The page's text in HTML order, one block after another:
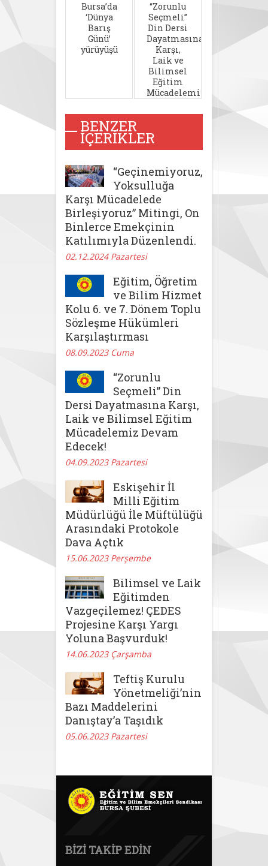
Bursa’da
‘Dünya
Barış
Günü’
yürüyüşü
“Zorunlu
Seçmeli”
Din Dersi
Dayatmasına
Karşı,
Laik ve
Bilimsel
Eğitim
Mücadelemiz
Edecek!
BENZER
İÇERIKLER
“Geçinemiyoruz,
Yoksulluğa
Karşı Mücadelede
Birleşiyoruz” Mitingi, On
Binlerce Emekçinin
Katılımıyla Düzenlendi.
02.12.2024 Pazartesi
Eğitim, Öğretim
ve Bilim Hizmet
Kolu 6. ve 7. Dönem Toplu
Sözleşme Hükümleri
Karşılaştırması
08.09.2023 Cuma
“Zorunlu
Seçmeli” Din
Dersi Dayatmasına Karşı,
Laik ve Bilimsel Eğitim
Mücadelemiz Devam
Edecek!
04.09.2023 Pazartesi
Eskişehir İl
Milli Eğitim
Müdürlüğü İle Müftülüğü
Arasındaki Protokole
Dava Açtık
15.06.2023 Perşembe
Bilimsel ve Laik
Eğitimden
Vazgeçilemez! ÇEDES
Projesine Karşı Yargı
Yoluna Başvurduk!
14.06.2023 Çarşamba
Teftiş Kurulu
Yönetmeliği’nin
Bazı Maddelerini
Danıştay’a Taşıdık
05.06.2023 Pazartesi
BIZI TAKIP EDIN